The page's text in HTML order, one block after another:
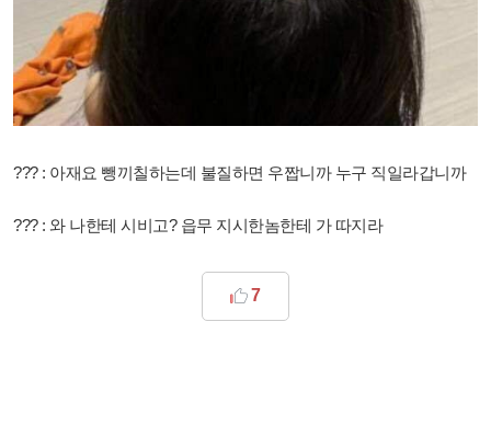
??? : 아재요 뺑끼칠하는데 불질하면 우짭니까 누구 직일라갑니까
??? : 와 나한테 시비고? 읍무 지시한놈한테 가 따지라
7